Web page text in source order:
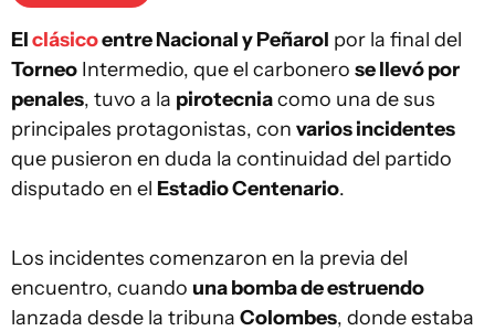
Elclásicoentre Nacional y Peñarol por la final del
Torneo Intermedio, que el carbonero se llevó por
penales, tuvo a la pirotecniacomo una de sus
principales protagonistas, con varios incidentes
que pusieron en duda la continuidad del partido
disputado en el Estadio Centenario.
Los incidentes comenzaron en la previa del
encuentro, cuando una bomba de estruendo
lanzada desde la tribuna Colombes, donde estaba